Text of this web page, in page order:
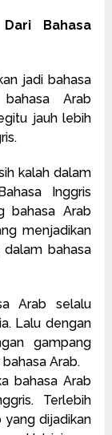
Bahasa
jadi bahasa
bahasa Arab
jauh lebih
kalah dalam
Inggris
bahasa Arab
menjadikan
bahasa
Arab selalu
Lalu dengan
gampang
Arab.
bahasa Arab
Terlebih
yang dijadikan